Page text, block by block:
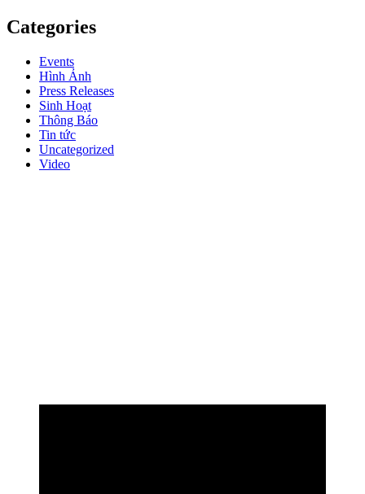
Categories
Events
Hình Ảnh
Press Releases
Sinh Hoạt
Thông Báo
Tin tức
Uncategorized
Video